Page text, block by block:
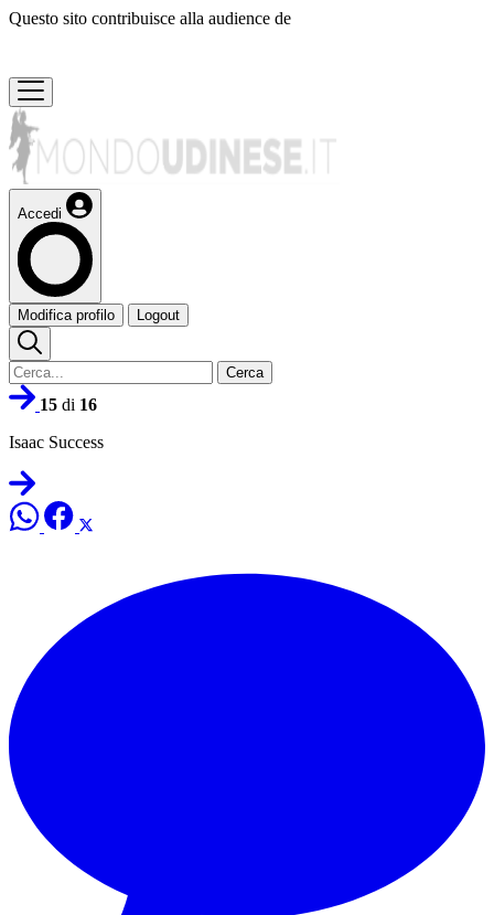
Questo sito contribuisce alla audience de
Accedi
Modifica profilo Logout
Cerca
15 di 16
Isaac Success